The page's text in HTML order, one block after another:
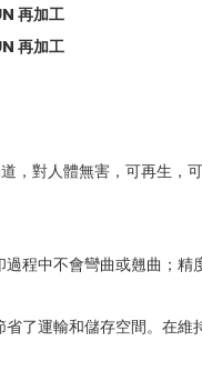
，對人體無害，可再生，
程中不會彎曲或翹曲；精
了運輸和儲存空間。在